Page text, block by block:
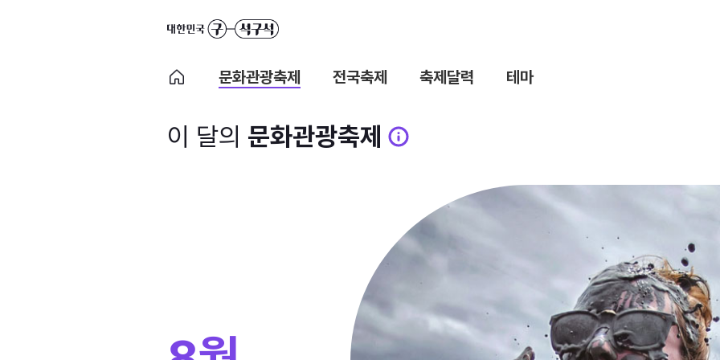
문화관광축제 전국축제 축제달력 테마
이 달의 문화관광축제